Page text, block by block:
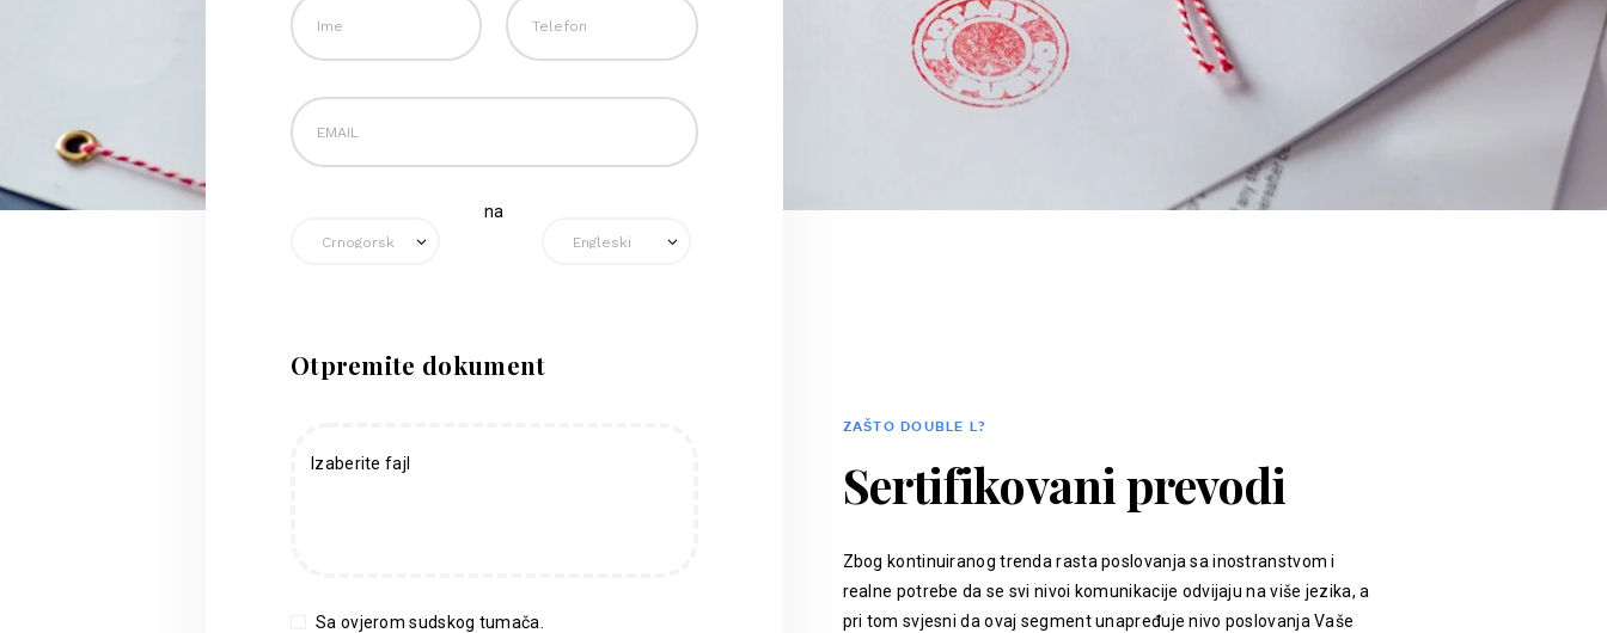
na
Otpremite dokument
Izaberite fajl
Sa ovjerom sudskog tumača.
ZAŠTO DOUBLE L?
Sertifikovani prevodi
Zbog kontinuiranog trenda rasta poslovanja sa inostranstvom i
realne potrebe da se svi nivoi komunikacije odvijaju na više jezika, a
pri tom svjesni da ovaj segment unapređuje nivo poslovanja Vaše